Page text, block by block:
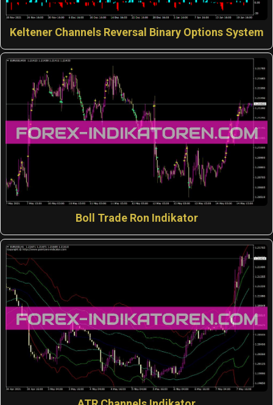
Keltener Channels Reversal Binary Options System
Boll Trade Ron Indikator